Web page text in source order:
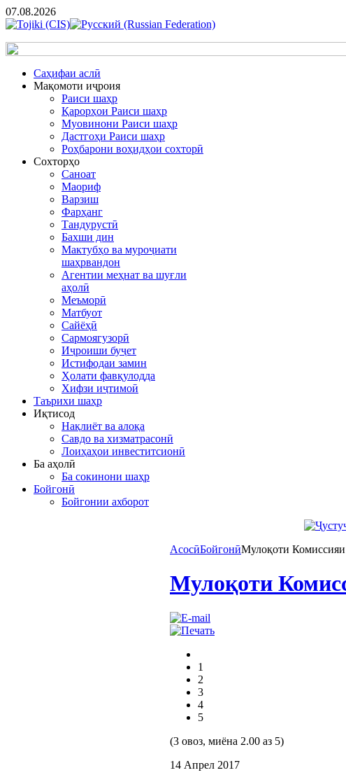
07.08.2026
Cаҳифаи аслӣ
Мақомоти иҷроия
Раиси шаҳр
Қарорҳои Раиси шаҳр
Муовинони Раиси шаҳр
Дастгоҳи Раиси шаҳр
Роҳбарони воҳидҳои сохторӣ
Сохторҳо
Саноат
Маориф
Варзиш
Фарҳанг
Тандурустӣ
Бахши дин
Мактубҳо ва муроҷиати
шаҳрвандон
Агентии меҳнат ва шуғли
аҳолӣ
Меъморӣ
Матбуот
Сайёҳӣ
Сармоягузорӣ
Иҷроиши буҷет
Истифодаи замин
Ҳолати фавқулодда
Хифзи иҷтимоӣ
Таърихи шаҳр
Иқтисод
Нақлиёт ва алоқа
Савдо ва хизматрасонӣ
Лоиҳаҳои инвеститсионӣ
Ба аҳолӣ
Ба сокинони шаҳр
Бойгонӣ
Бойгонии ахборот
АсосӣБойгонӣМулоқоти
Мулоқоти
1
2
3
4
5
(3 овоз, миёна 2.00 аз 5)
14 Апрел 2017